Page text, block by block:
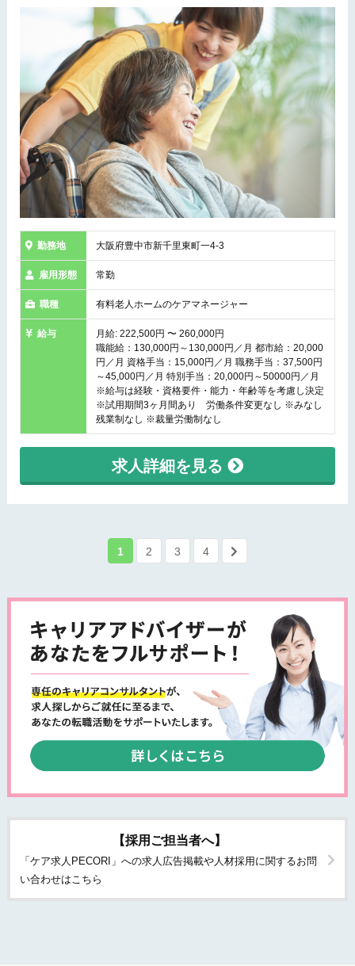
勤務地 大阪府豊中市新千里東町一4-3
雇用形態 常勤
職種 有料老人ホームのケアマネージャー
給与
月給: 222,500円 〜 260,000円
職能給：130,000円～130,000円／月 都市給：20,000
円／月 資格手当：15,000円／月 職務手当：37,500円
～45,000円／月 特別手当：20,000円～50000円／月
※給与は経験・資格要件・能力・年齢等を考慮し決定
※試用期間3ヶ月間あり 労働条件変更なし ※みなし
残業制なし ※裁量労働制なし
求人詳細を見る
1 2 3 4
【採用ご担当者へ】
「ケア求人PECORI」への求人広告掲載や人材採用に関するお問
い合わせはこちら